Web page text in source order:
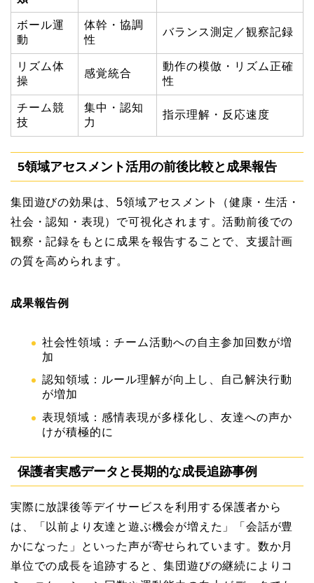
ボール運
動
体幹・協調
性
バランス測定／観察記録
リズム体
操
感覚統合
動作の模倣・リズム正確
性
チーム競
技
集中・認知
力
指示理解・反応速度
5領域アセスメント活用の前後比較と成果報告
集団遊びの効果は、5領域アセスメント（健康・生活・
社会・認知・表現）で可視化されます。活動前後での
観察・記録をもとに成果を報告することで、支援計画
の質を高められます。
成果報告例
社会性領域：チーム活動への自主参加回数が増
加
認知領域：ルール理解が向上し、自己解決行動
が増加
表現領域：感情表現が多様化し、友達への声か
けが積極的に
保護者実感データと長期的な成長追跡事例
実際に放課後等デイサービスを利用する保護者から
は、「以前より友達と遊ぶ機会が増えた」「会話が豊
かになった」といった声が寄せられています。数か月
単位での成長を追跡すると、集団遊びの継続によりコ